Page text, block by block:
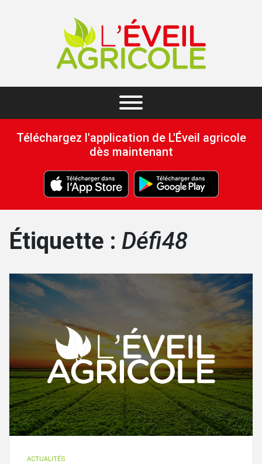
Téléchargez l'application de L'Éveil agricole
dès maintenant
Étiquette : Défi48
ACTUALITÉS